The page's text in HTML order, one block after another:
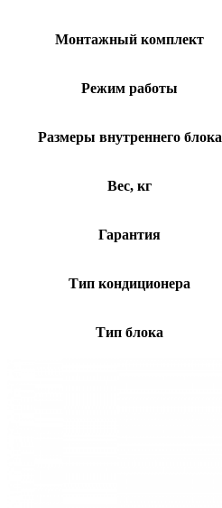
Монтажный комплект
Режим работы
Размеры внутреннего блока
Вес, кг
Гарантия
Тип кондиционера
Тип блока